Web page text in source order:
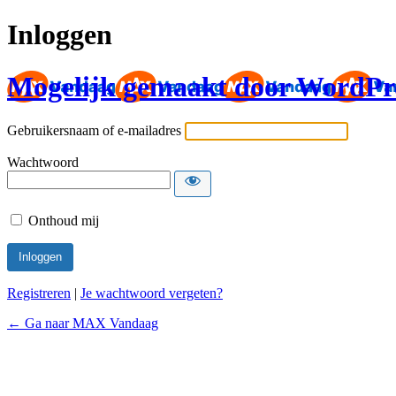
Inloggen
Mogelijk gemaakt door
Gebruikersnaam of e-mailadres
Wachtwoord
Onthoud mij
Registreren | Je wachtwoord vergeten?
← Ga naar MAX Vandaag